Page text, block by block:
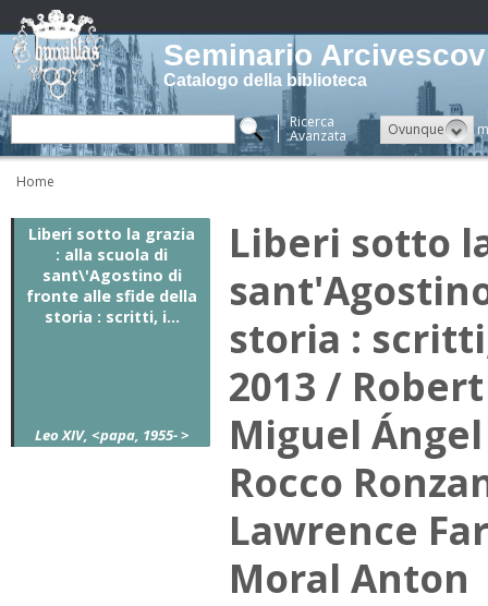
Seminario
Catalogo della biblioteca
Ricerca
Avanzata Ovunque
Home
Liberi sotto la grazia
: alla scuola di
sant\'Agostino di
fronte alle sfide della
storia : scritti, i...
Leo XIV, <papa, 1955- >
Liberi sotto
storia :
2013 /
Miguel
Rocco
Lawrence
Moral Anton